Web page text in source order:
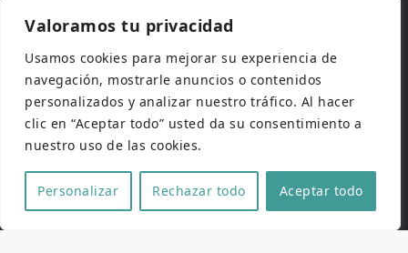
Valoramos tu privacidad
Usamos cookies para mejorar su experiencia de
navegación, mostrarle anuncios o contenidos
personalizados y analizar nuestro tráfico. Al hacer
clic en “Aceptar todo” usted da su consentimiento a
nuestro uso de las cookies.
Personalizar Rechazar todo Aceptar todo